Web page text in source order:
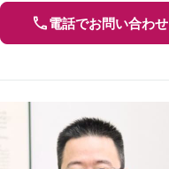
電話でお問い合わせ